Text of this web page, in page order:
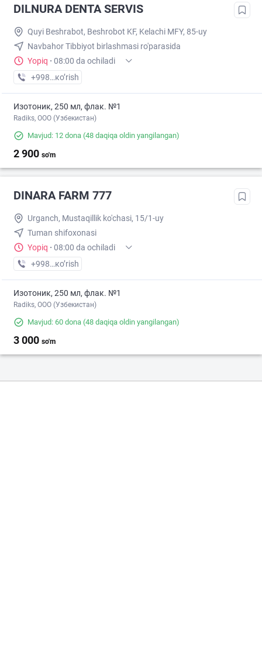
DILNURA DENTA SERVIS
Quyi Beshrabot, Beshrobot KF, Kelachi MFY, 85-uy
Navbahor Tibbiyot birlashmasi ro'parasida
Yopiq · 08:00 da ochiladi
+998 (91) XXX-XX-XX
кo’rish
Изотоник, 250 мл, флак. №1
Radiks, ООО (Узбекистан)
Mavjud: 12 dona (48 daqiqa oldin yangilangan)
2 900 so'm
DINARA FARM 777
Urganch, Mustaqillik ko'chasi, 15/1-uy
Tuman shifoxonasi
Yopiq · 08:00 da ochiladi
+998 (91) XXX-XX-XX
кo’rish
Изотоник, 250 мл, флак. №1
Radiks, ООО (Узбекистан)
Mavjud: 60 dona (48 daqiqa oldin yangilangan)
3 000 so'm